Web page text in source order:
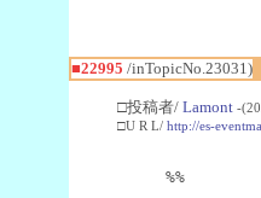
■22995 /inTopicNo.23031)
□投稿者/ Lamont -
□U R L/ http://es-
%%